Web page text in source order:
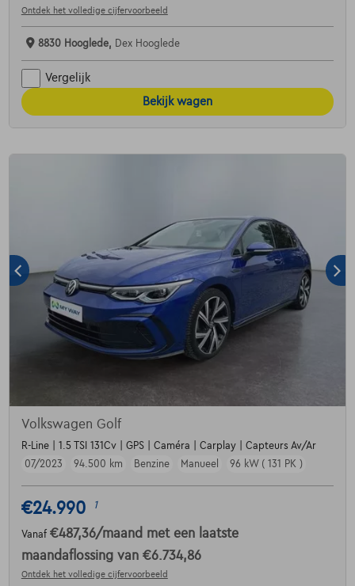
Ontdek het volledige cijfervoorbeeld
8830 Hooglede, Dex Hooglede
Vergelijk
Bekijk wagen
Volkswagen Golf
R-Line | 1.5 TSI 131Cv | GPS | Caméra | Carplay | Capteurs Av/Ar
07/2023
94.500 km Benzine Manueel 96 kW ( 131 PK )
€24.990 1
Vanaf €487,36/maand met een laatste
maandaflossing van €6.734,86
Ontdek het volledige cijfervoorbeeld